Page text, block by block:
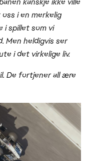
i en merkelig
i spillet som vi
Men heldigvis ser
i det virkelige liv.
De fortjener all ære